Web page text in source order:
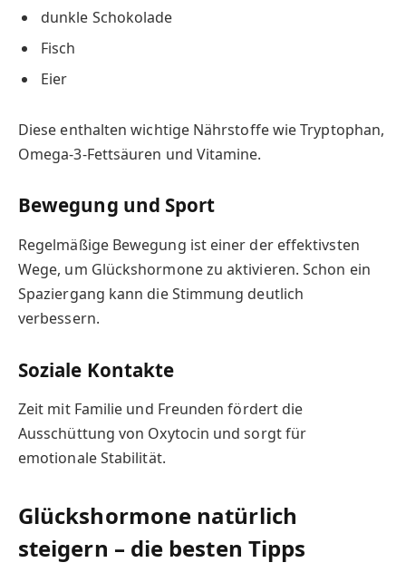
dunkle Schokolade
Fisch
Eier
Diese enthalten wichtige Nährstoffe wie Tryptophan,
Omega-3-Fettsäuren und Vitamine.
Bewegung und Sport
Regelmäßige Bewegung ist einer der effektivsten
Wege, um Glückshormone zu aktivieren. Schon ein
Spaziergang kann die Stimmung deutlich
verbessern.
Soziale Kontakte
Zeit mit Familie und Freunden fördert die
Ausschüttung von Oxytocin und sorgt für
emotionale Stabilität.
Glückshormone natürlich
steigern – die besten Tipps